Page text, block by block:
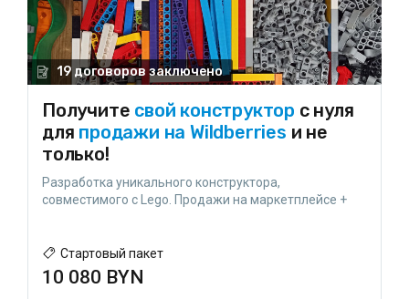
19 договоров заключено
Получите свой конструктор с нуля
для продажи на Wildberries и не
только!
Разработка уникального конструктора,
совместимого с Lego. Продажи на маркетплейсе +
Стартовый пакет
10 080 BYN